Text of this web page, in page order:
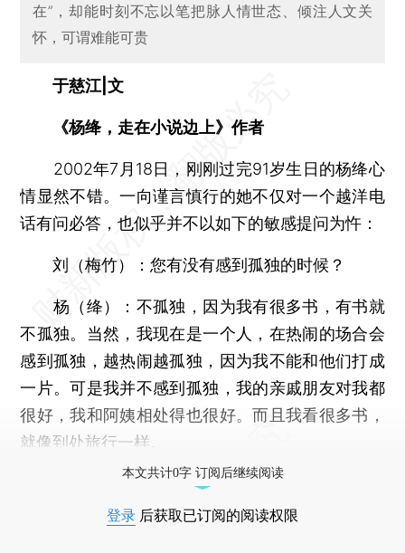
在”，却能时刻不忘以笔把脉人情世态、倾注人文关
怀，可谓难能可贵
于慈江|文
《杨绛，走在小说边上》作者
2002年7月18日，刚刚过完91岁生日的杨绛心
情显然不错。一向谨言慎行的她不仅对一个越洋电
话有问必答，也似乎并不以如下的敏感提问为忤：
刘（梅竹）：您有没有感到孤独的时候？
杨（绛）：不孤独，因为我有很多书，有书就
不孤独。当然，我现在是一个人，在热闹的场合会
感到孤独，越热闹越孤独，因为我不能和他们打成
一片。可是我并不感到孤独，我的亲戚朋友对我都
很好，我和阿姨相处得也很好。而且我看很多书，
就像到处旅行一样。
本文共计0字 订阅后继续阅读
登录 后获取已订阅的阅读权限